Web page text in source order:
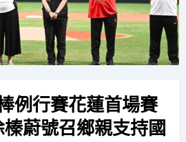
例行賽花蓮首場賽
蔚號召鄉親支持國